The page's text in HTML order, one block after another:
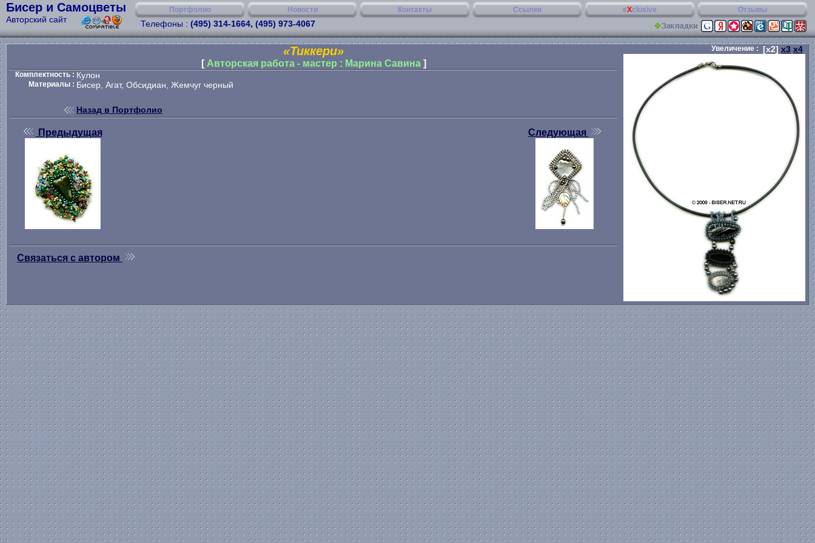
Бисер и Самоцветы
Авторский сайт
Портфолио Новости Контакты Ссылки eXclusive Отзывы
Телефоны : (495) 314-1664, (495) 973-4067
«Тиккери»
[Авторская работа - мастер : Марина Савина ]
Комплектность : Кулон
Материалы : Бисер, Агат, Обсидиан, Жемчуг черный
Назад в Портфолио
Предыдущая Следующая
Связаться с автором
Увеличение : [x2] x3 x4